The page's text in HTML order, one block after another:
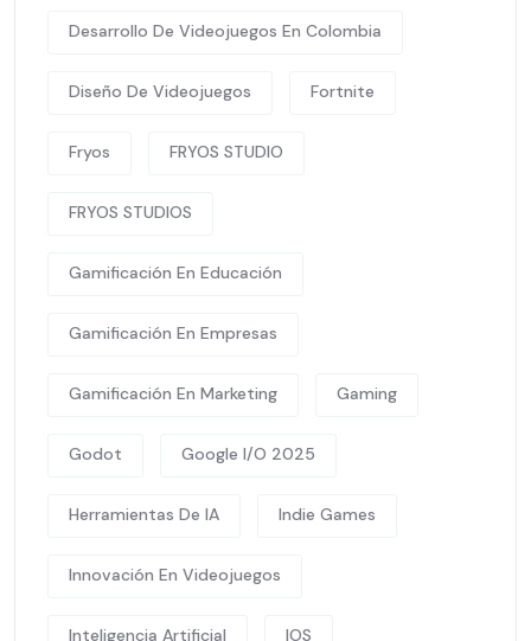
Desarrollo De Videojuegos En Colombia
Diseño De Videojuegos Fortnite
Fryos FRYOS STUDIO
FRYOS STUDIOS
Gamificación En Educación
Gamificación En Empresas
Gamificación En Marketing Gaming
Godot Google I/O 2025
Herramientas De IA Indie Games
Innovación En Videojuegos
Inteligencia Artificial IOS